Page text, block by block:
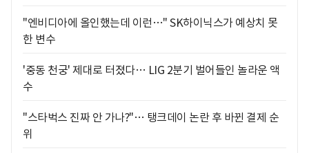
"엔비디아에 올인했는데 이런…" SK하이닉스가 예상치 못
한 변수
'중동 천궁' 제대로 터졌다… LIG 2분기 벌어들인 놀라운 액
수
"스타벅스 진짜 안 가나?"… 탱크데이 논란 후 바뀐 결제 순
위